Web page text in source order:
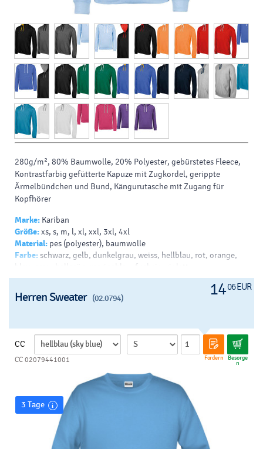
280g/m², 80% Baumwolle, 20% Polyester, gebürstetes Fleece,
Kontrastfarbig gefütterte Kapuze mit Zugkordel, gerippte
Ärmelbündchen und Bund, Kängurutasche mit Zugang für
Kopfhörer
Marke: Kariban
Größe:xs, s, m, l, xl, xxl, 3xl, 4xl
Material: pes (polyester), baumwolle
Farbe: schwarz, gelb, dunkelgrau, weiss, hellblau, rot, orange,
blau, grau, hellgrün, marineblau, fuchsie, violett
Drück:transferdruck - v, siebdruck auf t-shirts - v, siebdruck -
helles t-shirt - b, siebdruck - dunkles t-shirt - b
1406 EUR
Herren Sweater (02.0794)
CC
Fordern Besorge
n
CC 02079441001
3 Tage